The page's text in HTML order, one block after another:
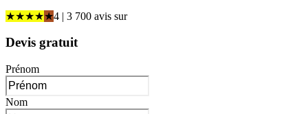
★★★★★4 | 3 700 avis sur
Devis gratuit
Prénom
Nom